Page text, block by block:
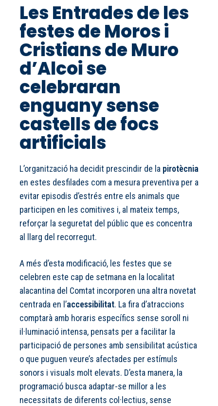
Les Entrades de les
festes de Moros i
Cristians de Muro
d’Alcoi se
celebraran
enguany sense
castells de focs
artificials
L’organització ha decidit prescindir de la pirotècnia
en estes desfilades com a mesura preventiva per a
evitar episodis d’estrés entre els animals que
participen en les comitives i, al mateix temps,
reforçar la seguretat del públic que es concentra
al llarg del recorregut.
A més d’esta modificació, les festes que se
celebren este cap de setmana en la localitat
alacantina del Comtat incorporen una altra novetat
centrada en l’accessibilitat. La fira d’atraccions
comptarà amb horaris específics sense soroll ni
il·luminació intensa, pensats per a facilitar la
participació de persones amb sensibilitat acústica
o que puguen veure’s afectades per estímuls
sonors i visuals molt elevats. D’esta manera, la
programació busca adaptar-se millor a les
necessitats de diferents col·lectius, sense